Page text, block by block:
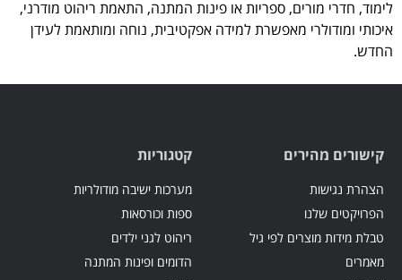
לימוד, חדרי מורים, ספריות או פינות המתנה, התאמת ריהוט מודרני,
איכותי ומודולרי מאפשרת למידה אפקטיבית, נוחה ומותאמת לעידן
החדש.
קישורים מהירים
הצהרת נגישות
הפרויקטים שלנו
טבלת מידות מוצרים לפי גיל
מאמרים
קטגוריות
מערכות ישיבה מודולריות
ספות וכורסאות
ריהוט לגני ילדים
הדומים ופינות המתנה